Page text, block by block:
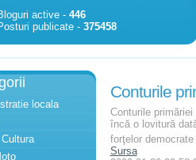
active - 446
publicate - 375458
locala
Conturile
Conturile
încă o lovitură
forţelor
Sursa